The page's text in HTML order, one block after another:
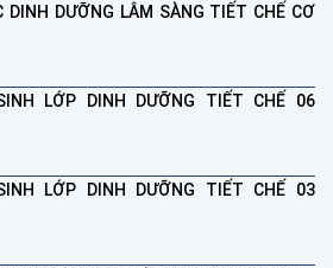
DINH DƯỠNG LÂM SÀNG TIẾT CHẾ CƠ
LỚP DINH DƯỠNG TIẾT CHẾ 06
LỚP DINH DƯỠNG TIẾT CHẾ 03